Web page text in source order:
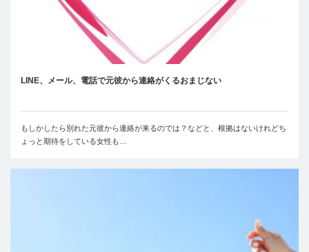
LINE、メール、電話で元彼から連絡がくるおまじない
もしかしたら別れた元彼から連絡が来るのでは？などと、根拠はないけれどち
ょっと期待をしている女性も…